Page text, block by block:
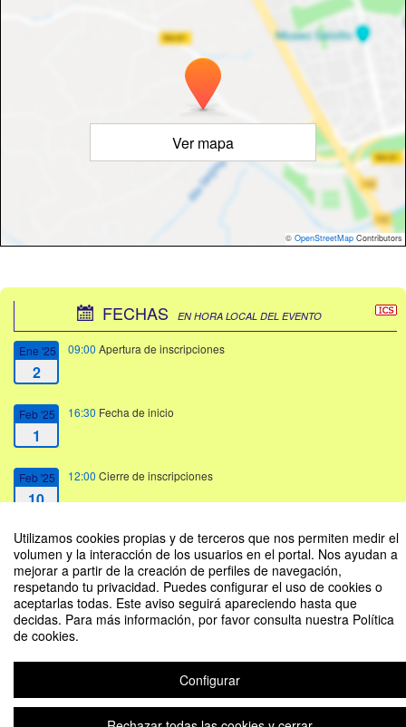
Utilizamos cookies propias y de terceros que nos permiten medir el
volumen y la interacción de los usuarios en el portal. Nos ayudan a
mejorar a partir de la creación de perfiles de navegación,
respetando tu privacidad. Puedes configurar el uso de cookies o
aceptarlas todas. Este aviso seguirá apareciendo hasta que
decidas. Para más información, por favor consulta nuestra Política
de cookies.
Configurar
Ver mapa
© OpenStreetMap Contributors
FECHAS EN HORA LOCAL DEL EVENTO
Ene '25
2
09:00 Apertura de inscripciones
Feb '25
1
16:30 Fecha de inicio
Feb '25
10
12:00 Cierre de inscripciones
Feb '25
10
14:00Fecha de fin
Taichi Confucio 2C 2024-2025 Organizado por Deportes Unizar
Plataforma de organización de eventos Symposium